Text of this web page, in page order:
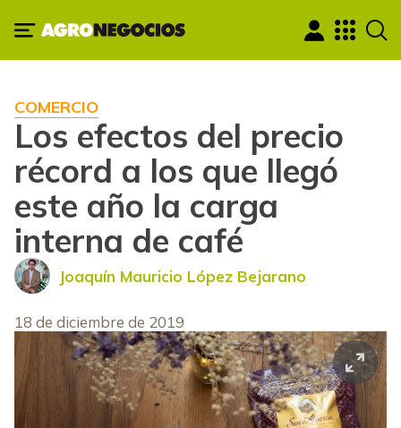
COMERCIO
Los efectos del precio
récord a los que llegó
este año la carga
interna de café
Joaquín Mauricio López Bejarano
18 de diciembre de 2019